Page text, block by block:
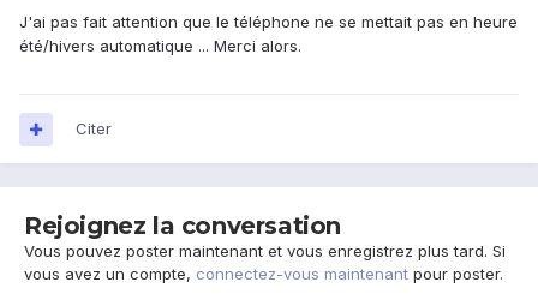
J'ai pas fait attention que le téléphone ne se mettait pas en heure
été/hivers automatique ... Merci alors.
Citer
Rejoignez la conversation
Vous pouvez poster maintenant et vous enregistrez plus tard. Si
vous avez un compte, connectez-vous maintenant pour poster.